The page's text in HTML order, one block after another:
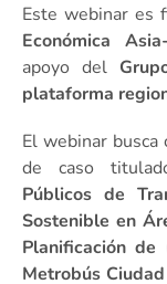
Este webinar es
Económica
apoyo del
plataforma
El webinar
de caso
Públicos de
Sostenible en
Planificación
Metrobús